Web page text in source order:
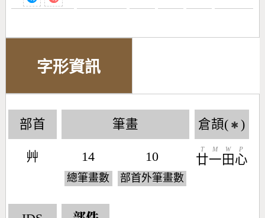
字形資訊
部首
艸
筆畫
14
總筆畫數
10
部首外筆畫數
倉頡( ✱ )
廿
T
一
M
田
W
心
P